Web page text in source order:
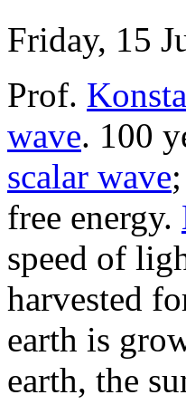
Friday, 15
Prof.
wave. 100
scalar wave
free energy.
speed of
harvested
earth is
earth, the